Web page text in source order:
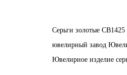
Серьги золотые
ювелирный завод
Ювелирное изделие